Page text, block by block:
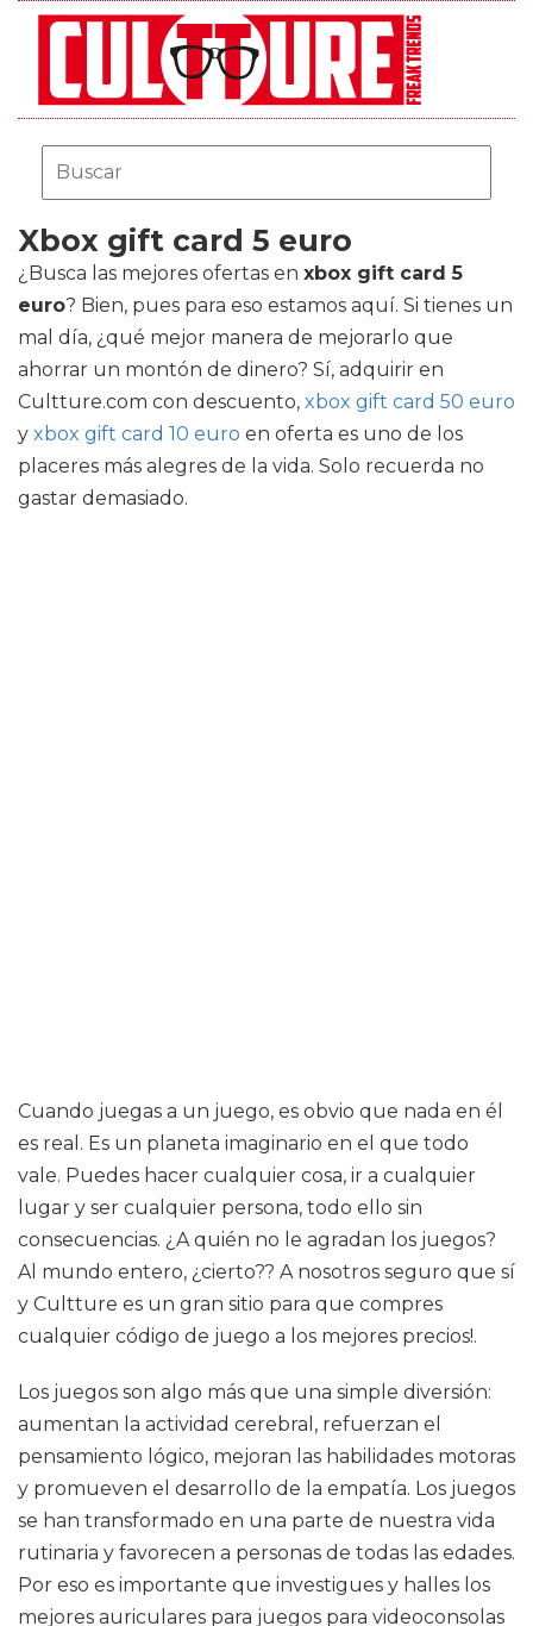
Xbox gift card 5 euro
¿Busca las mejores ofertas en xbox gift card 5
euro? Bien, pues para eso estamos aquí. Si tienes un
mal día, ¿qué mejor manera de mejorarlo que
ahorrar un montón de dinero? Sí, adquirir en
Cultture.com con descuento, xbox gift card 50 euro
y xbox gift card 10 euro en oferta es uno de los
placeres más alegres de la vida. Solo recuerda no
gastar demasiado.
Cuando juegas a un juego, es obvio que nada en él
es real. Es un planeta imaginario en el que todo
vale. Puedes hacer cualquier cosa, ir a cualquier
lugar y ser cualquier persona, todo ello sin
consecuencias. ¿A quién no le agradan los juegos?
Al mundo entero, ¿cierto?? A nosotros seguro que sí
y Cultture es un gran sitio para que compres
cualquier código de juego a los mejores precios!.
Los juegos son algo más que una simple diversión:
aumentan la actividad cerebral, refuerzan el
pensamiento lógico, mejoran las habilidades motoras
y promueven el desarrollo de la empatía. Los juegos
se han transformado en una parte de nuestra vida
rutinaria y favorecen a personas de todas las edades.
Por eso es importante que investigues y halles los
mejores auriculares para juegos para videoconsolas